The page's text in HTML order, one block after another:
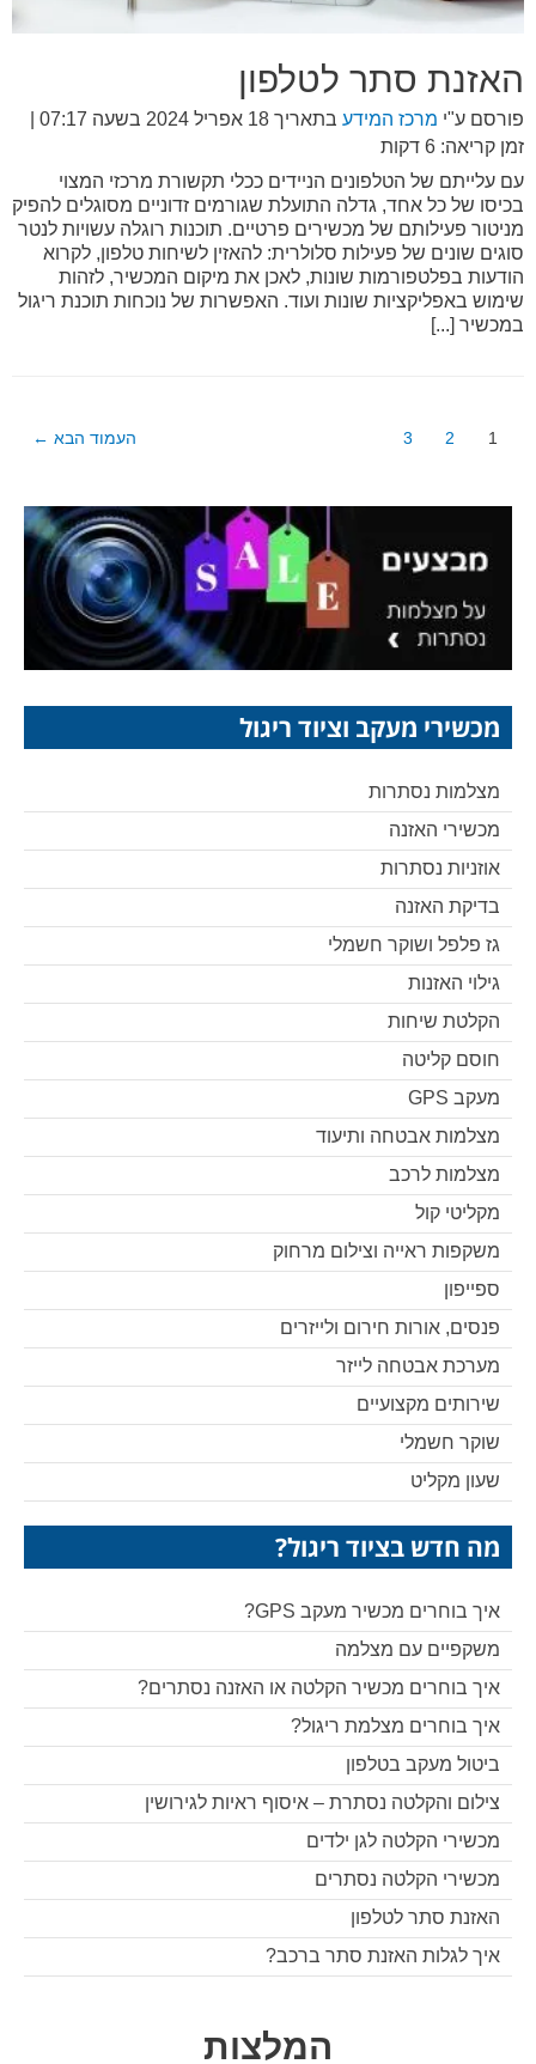
מכשירי מעקב וציוד ריגול
מצלמות נסתרות
מכשירי האזנה
אוזניות נסתרות
בדיקת האזנה
גז פלפל ושוקר חשמלי
גילוי האזנות
הקלטת שיחות
חוסם קליטה
מעקב GPS
מצלמות אבטחה ותיעוד
מצלמות לרכב
מקליטי קול
משקפות ראייה וצילום מרחוק
ספייפון
פנסים, אורות חירום ולייזרים
מערכת אבטחה לייזר
שירותים מקצועיים
שוקר חשמלי
שעון מקליט
מה חדש בציוד ריגול?
איך בוחרים מכשיר מעקב GPS?
משקפיים עם מצלמה
איך בוחרים מכשיר הקלטה או האזנה נסתרים?
איך בוחרים מצלמת ריגול?
ביטול מעקב בטלפון
צילום והקלטה נסתרת – איסוף ראיות לגירושין
מכשירי הקלטה לגן ילדים
מכשירי הקלטה נסתרים
האזנת סתר לטלפון
איך לגלות האזנת סתר ברכב?
האזנת סתר לטלפון
פורסם ע"י מרכז המידע בתאריך 18 אפריל 2024 בשעה 07:17
זמן קריאה: 6 דקות
עם עלייתם של הטלפונים הניידים ככלי תקשורת מרכזי המצוי
בכיסו של כל אחד, גדלה התועלת שגורמים זדוניים מסוגלים להפיק
מניטור פעילותם של מכשירים פרטיים. תוכנות רוגלה עשויות לנטר
סוגים שונים של פעילות סלולרית: להאזין לשיחות טלפון, לקרוא
הודעות בפלטפורמות שונות, לאכן את מיקום המכשיר, לזהות
שימוש באפליקציות שונות ועוד. האפשרות של נוכחות תוכנת ריגול
במכשיר [...]
Posts
1
2
3 העמוד הבא ←
המלצות